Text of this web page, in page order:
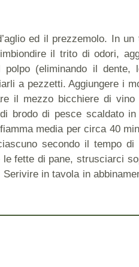
ed il prezzemolo. In
il trito di odori,
polpo (eliminando il
a pezzetti. Aggiungere i
il mezzo bicchiere di
brodo di pesce scaldato
media per circa 40
secondo il tempo
fette di pane, strusciarci
in tavola in